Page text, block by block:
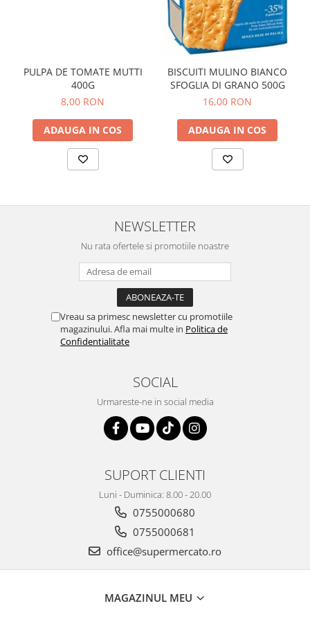
PULPA DE TOMATE MUTTI
400G
8,00 RON
ADAUGA IN COS
BISCUITI MULINO BIANCO
SFOGLIA DI GRANO 500G
16,00 RON
ADAUGA IN COS
NEWSLETTER
Nu rata ofertele si promotiile noastre
Vreau sa primesc newsletter cu promotiile
magazinului. Afla mai multe in Politica de
Confidentialitate
SOCIAL
Urmareste-ne in social media
SUPORT CLIENTI
Luni - Duminica: 8.00 - 20.00
0755000680
0755000681
office@supermercato.ro
MAGAZINUL MEU